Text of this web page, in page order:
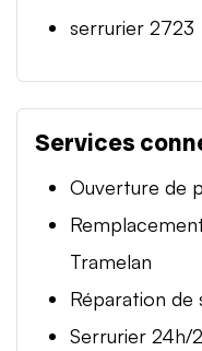
serrurier 2723
Services
Ouverture de
Tramelan
Réparation de
Serrurier 24h/